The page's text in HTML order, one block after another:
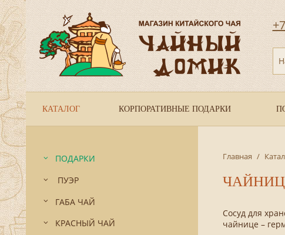
КАТАЛОГ КОРПОРАТИВНЫЕ ПОДАРКИ
ПОДАРКИ
ПУЭР
ГАБА ЧАЙ
КРАСНЫЙ ЧАЙ
Главная /
Сосуд для
чайнице –